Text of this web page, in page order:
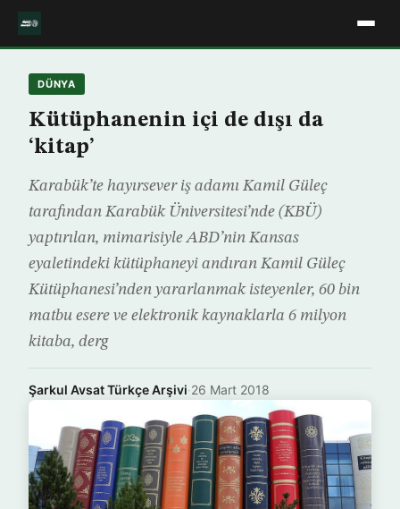
DÜNYA
Kütüphanenin içi de dışı da
‘kitap’
Karabük’te hayırsever iş adamı Kamil Güleç
tarafından Karabük Üniversitesi’nde (KBÜ)
yaptırılan, mimarisiyle ABD’nin Kansas
eyaletindeki kütüphaneyi andıran Kamil Güleç
Kütüphanesi’nden yararlanmak isteyenler, 60 bin
matbu esere ve elektronik kaynaklarla 6 milyon
kitaba, derg
Şarkul Avsat Türkçe Arşivi·26 Mart 2018